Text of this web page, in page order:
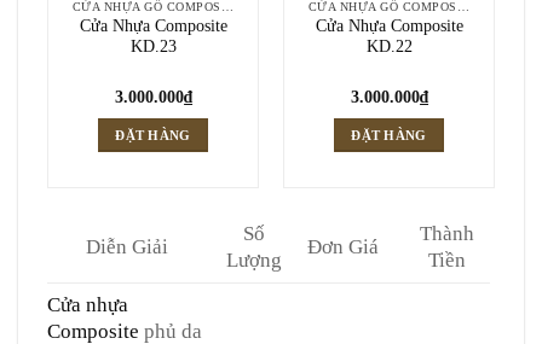
Cửa Nhựa Composite
KD.23
3.000.000₫
ĐẶT HÀNG
Cửa Nhựa Composite
KD.22
3.000.000₫
ĐẶT HÀNG
Diễn Giải
Số
Lượng
Đơn Giá
Thành
Tiền
Cửa nhựa
Composite phủ da